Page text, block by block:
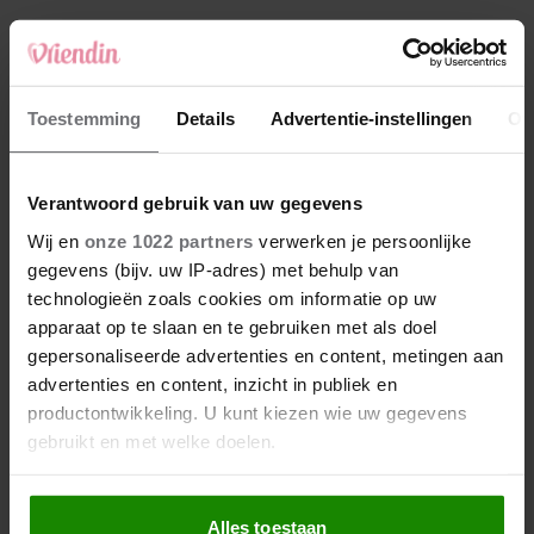
Toestemming Details Advertentie-instellingen
Verantwoord gebruik van uw gegevens
Wij en onze 1022 partners verwerken je persoonlijke
gegevens (bijv. uw IP-adres) met behulp van
technologieën zoals cookies om informatie op uw
apparaat op te slaan en te gebruiken met als doel
gepersonaliseerde advertenties en content, metingen aan
advertenties en content, inzicht in publiek en
productontwikkeling. U kunt kiezen wie uw gegevens
gebruikt en met welke doelen.
Als u het toestaat, willen we ook graag:
Alles toestaan
4 fluistert hij. Ik sluit mijn ogen en zwijg’
5 Makelaar Mandy: ‘Vrijdagavond belde Bart.
Hij sprak eng kalm’
Nieuw